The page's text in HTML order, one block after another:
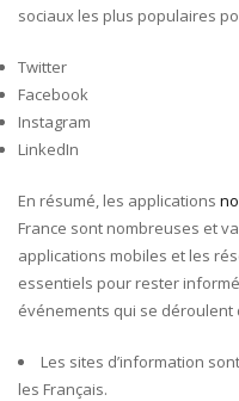
sociaux les plus populaires
Twitter
Facebook
Instagram
LinkedIn
En résumé, les applications
France sont nombreuses et
applications mobiles et les
essentiels pour rester
événements qui se déroulent
Les sites d’information
les Français.